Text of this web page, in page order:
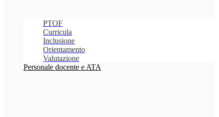
PTOF
Curricula
Inclusione
Orientamento
Valutazione
Personale docente e ATA